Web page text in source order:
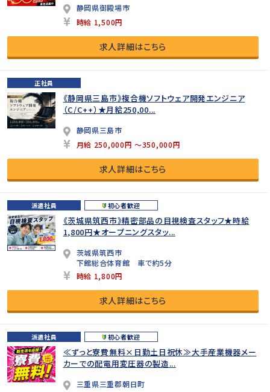
静岡県御殿場市
時給 1,500円
求人詳細はこちら
正社員
《静岡県三島市》複合機ソフトウェア開発エンジニア
（C/C++）★月給250,00...
静岡県三島市
月給 250,000円 ～350,000円
求人詳細はこちら
派遣社員 初心者歓迎
《茨城県筑西市》精密部品の目視検査スタッフ★時給
1,800円★オープニングスタッ...
茨城県筑西市
下館総合体育館 車で約5分
時給 1,800円
求人詳細はこちら
派遣社員 初心者歓迎
≪ずっと寮費無料×日勤土日祝休≫大手産業機器メー
カーでの配電用変圧器の製造...
三重県三重郡朝日町